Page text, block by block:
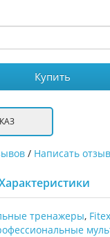
Купить
/ Написать отзыв
тренажеры,